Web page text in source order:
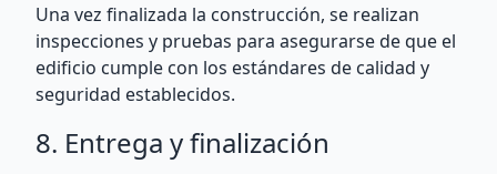
Una vez finalizada la construcción, se realizan
inspecciones y pruebas para asegurarse de que el
edificio cumple con los estándares de calidad y
seguridad establecidos.
8. Entrega y finalización